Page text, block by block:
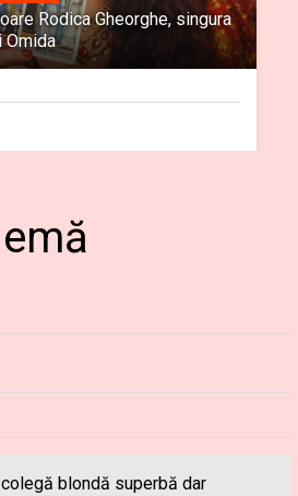
Rodica Gheorghe, singura
Omida
blondă superbă dar